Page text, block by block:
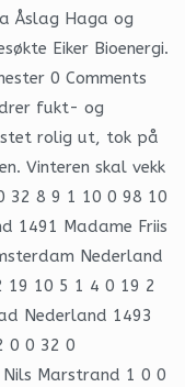
Åslag Haga og
Eiker Bioenergi.
0 Comments
fukt- og
rolig ut, tok på
Vinteren skal vekk
32 8 9 1 10 0 98 10
1491 Madame Friis
Nederland
19 10 5 1 4 0 19 2
Nederland 1493
0 0 32 0
Marstrand 1 0 0